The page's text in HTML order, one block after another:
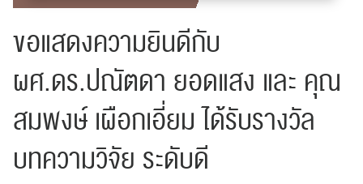
ขอแสดงความยินดีกับ
ผศ.ดร.ปณัตดา ยอดแสง และ คุณ
สมพงษ์ เผือกเอี่ยม ได้รับรางวัล
บทความวิจัย ระดับดี